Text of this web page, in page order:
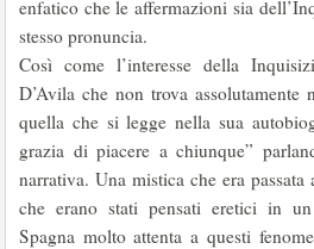
enfatico che le affermazioni sia
stesso pronuncia.
Così come l’interesse della
D’Avila che non trova assolutamente
quella che si legge nella sua
grazia di piacere a chiunque”
narrativa. Una mistica che era
che erano stati pensati eretici in
Spagna molto attenta a questi